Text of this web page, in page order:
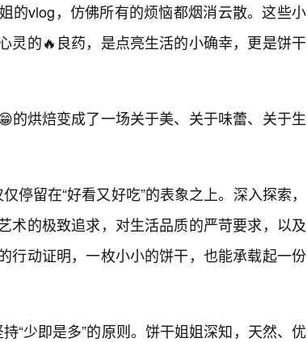
的vlog，仿佛所有的烦恼都烟消云散。这些小
灵的🔥良药，是点亮生活的小确幸，更是饼干
烘焙变成了一场关于美、关于味蕾、关于生
停留在“好看又好吃”的表象之上。深入探索，
术的极致追求，对生活品质的严苛要求，以及
行动证明，一枚小小的饼干，也能承载起一份
“少即是多”的原则。饼干姐姐深知，天然、优